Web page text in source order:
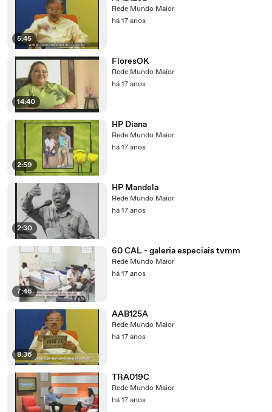
5:45
Rede Mundo Maior
há 17 anos
14:40
FloresOK
Rede Mundo Maior
há 17 anos
2:59
HP Diana
Rede Mundo Maior
há 17 anos
2:30
HP Mandela
Rede Mundo Maior
há 17 anos
7:46
60 CAL - galeria especiais tvmm
Rede Mundo Maior
há 17 anos
8:36
AAB125A
Rede Mundo Maior
há 17 anos
TRA019C
Rede Mundo Maior
há 17 anos